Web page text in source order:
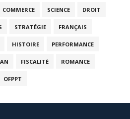
COMMERCE SCIENCE DROIT
STRATÉGIE FRANÇAIS
HISTOIRE PERFORMANCE
FISCALITÉ ROMANCE
OFPPT